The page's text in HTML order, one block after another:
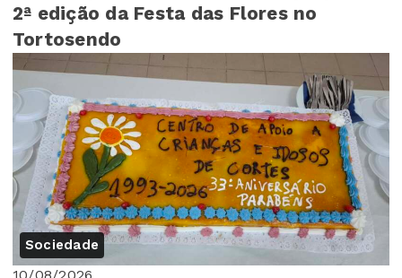
2ª edição da Festa das Flores no
Tortosendo
Sociedade
10/08/2026